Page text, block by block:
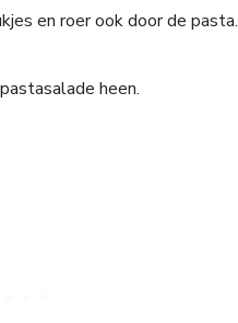
en roer ook door de pasta.
heen.